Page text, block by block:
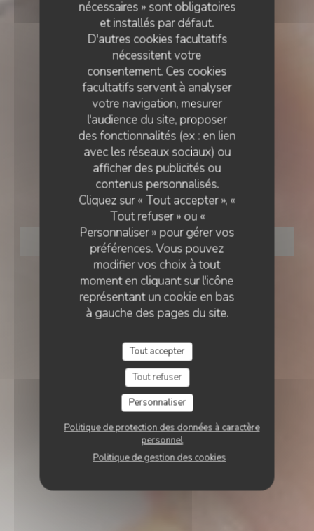
nécessaires » sont obligatoires
et installés par défaut.
D'autres cookies facultatifs
nécessitent votre
consentement. Ces cookies
facultatifs servent à analyser
votre navigation, mesurer
l'audience du site, proposer
des fonctionnalités (ex : en lien
avec les réseaux sociaux) ou
afficher des publicités ou
contenus personnalisés.
Cliquez sur « Tout accepter », «
Tout refuser » ou «
Personnaliser » pour gérer vos
préférences. Vous pouvez
modifier vos choix à tout
moment en cliquant sur l'icône
représentant un cookie en bas
à gauche des pages du site.
Tout accepter
Tout refuser
Personnaliser
Politique de protection des données à caractère
personnel
Politique de gestion des cookies
BOURGOGNE• SAINT-MARTIN-DU-TERTRE
La table du Martin Bel'air
RÉSERVER